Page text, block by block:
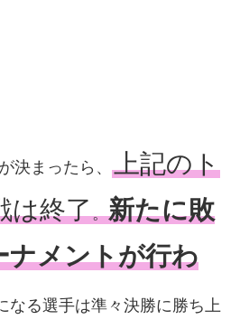
決まったら、 上記のト
は終了。新たに敗
ナメントが行わ
なる選手は準々決勝に勝ち上